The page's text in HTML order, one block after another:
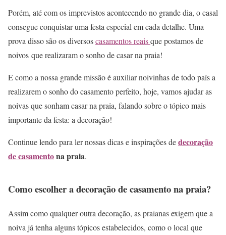
Porém, até com os imprevistos acontecendo no grande dia, o casal
consegue conquistar uma festa especial em cada detalhe. Uma
prova disso são os diversoscasamentos reaisque postamos de
noivos que realizaram o sonho de casar na praia!
E como a nossa grande missão é auxiliar noivinhas de todo país a
realizarem o sonho do casamento perfeito, hoje, vamos ajudar as
noivas que sonham casar na praia, falando sobre o tópico mais
importante da festa: a decoração!
Continue lendo para ler nossas dicas e inspirações dedecoração
de casamentona praia.
Como escolher a decoração de casamento na praia?
Assim como qualquer outra decoração, as praianas exigem que a
noiva já tenha alguns tópicos estabelecidos, como o local que